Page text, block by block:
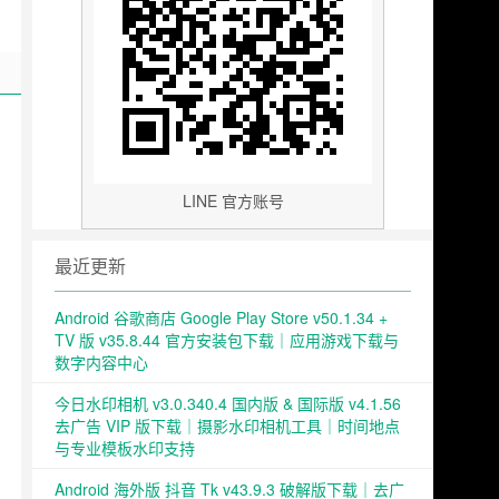
LINE 官方账号
最近更新
Android 谷歌商店 Google Play Store v50.1.34 +
TV 版 v35.8.44 官方安装包下载｜应用游戏下载与
数字内容中心
今日水印相机 v3.0.340.4 国内版 & 国际版 v4.1.56
去广告 VIP 版下载｜摄影水印相机工具｜时间地点
与专业模板水印支持
Android 海外版 抖音 Tk v43.9.3 破解版下载｜去广